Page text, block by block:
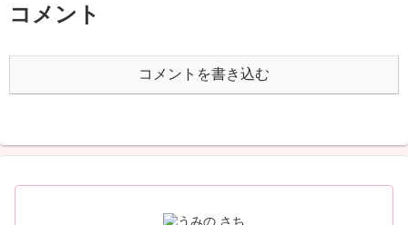
コメント
コメントを書き込む